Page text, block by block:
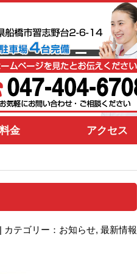
金 アクセス
カテゴリー： お知らせ, 最新情報